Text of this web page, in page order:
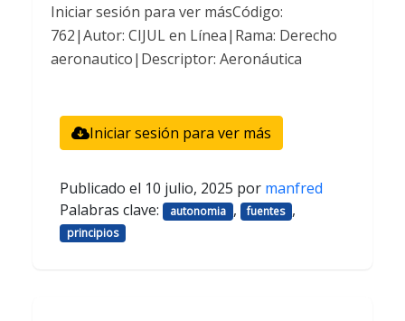
Iniciar sesión para ver másCódigo:
762|Autor: CIJUL en Línea|Rama: Derecho
aeronautico|Descriptor: Aeronáutica
Iniciar sesión para ver más
Publicado el 10 julio, 2025 por manfred
Palabras clave:
autonomia , fuentes ,
principios